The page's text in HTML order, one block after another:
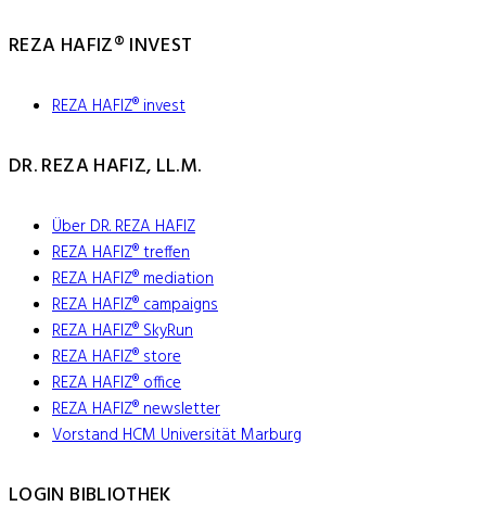
REZA HAFIZ® INVEST
REZA HAFIZ® invest
DR. REZA HAFIZ, LL.M.
Über DR. REZA HAFIZ
REZA HAFIZ® treffen
REZA HAFIZ® mediation
REZA HAFIZ® campaigns
REZA HAFIZ® SkyRun
REZA HAFIZ® store
REZA HAFIZ® office
REZA HAFIZ® newsletter
Vorstand HCM Universität Marburg
LOGIN BIBLIOTHEK